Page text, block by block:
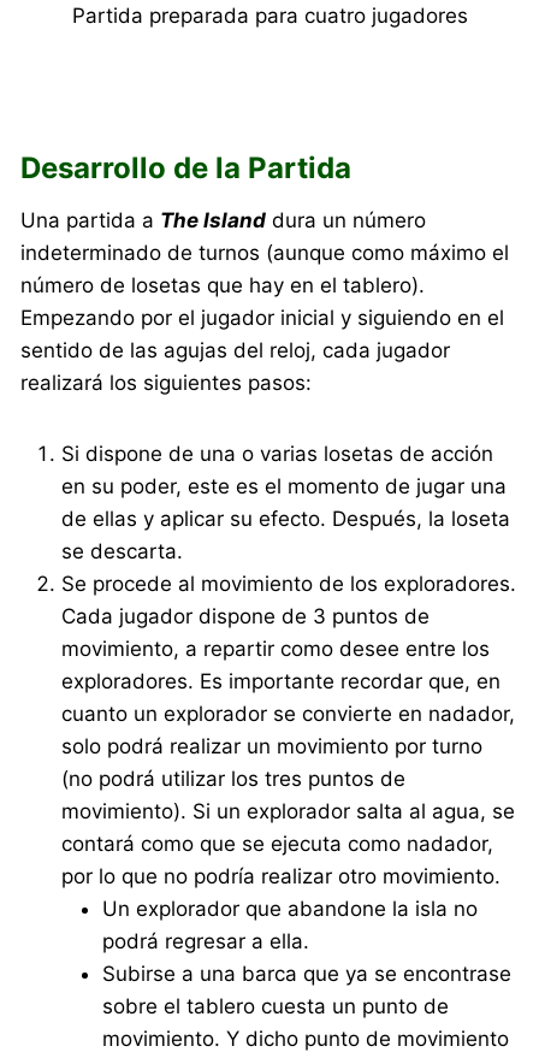
Partida preparada para cuatro jugadores
Desarrollo de la Partida
Una partida a The Island dura un número
indeterminado de turnos (aunque como máximo el
número de losetas que hay en el tablero).
Empezando por el jugador inicial y siguiendo en el
sentido de las agujas del reloj, cada jugador
realizará los siguientes pasos:
Si dispone de una o varias losetas de acción
en su poder, este es el momento de jugar una
de ellas y aplicar su efecto. Después, la loseta
se descarta.
Se procede al movimiento de los exploradores.
Cada jugador dispone de 3 puntos de
movimiento, a repartir como desee entre los
exploradores. Es importante recordar que, en
cuanto un explorador se convierte en nadador,
solo podrá realizar un movimiento por turno
(no podrá utilizar los tres puntos de
movimiento). Si un explorador salta al agua, se
contará como que se ejecuta como nadador,
por lo que no podría realizar otro movimiento.
Un explorador que abandone la isla no
podrá regresar a ella.
Subirse a una barca que ya se encontrase
sobre el tablero cuesta un punto de
movimiento. Y dicho punto de movimiento